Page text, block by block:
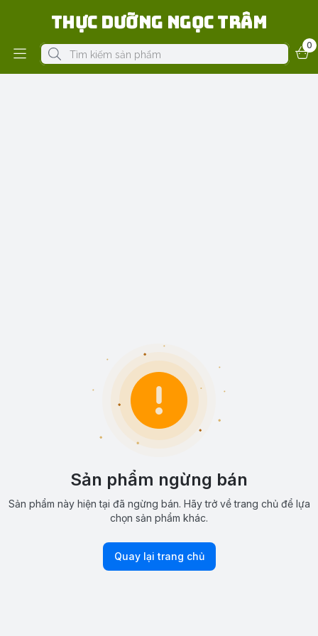
Thực Dưỡng Ngọc Trâm
0
Sản phẩm ngừng bán
Sản phẩm này hiện tại đã ngừng bán. Hãy trở về trang chủ để lựa
chọn sản phẩm khác.
Quay lại trang chủ